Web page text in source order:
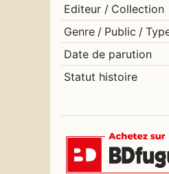
Editeur / Collection
Genre / Public /
Date de parution
Statut histoire